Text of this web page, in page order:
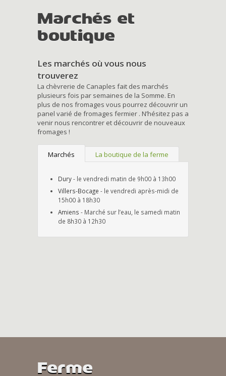
Marchés et
boutique
Les marchés où vous nous
trouverez
La chèvrerie de Canaples fait des marchés
plusieurs fois par semaines de la Somme. En
plus de nos fromages vous pourrez découvrir un
panel varié de fromages fermier . N’hésitez pas a
venir nous rencontrer et découvrir de nouveaux
fromages !
Marchés La boutique de la ferme
Dury- le vendredi matin de 9h00 à 13h00
Villers-Bocage - le vendredi après-midi de
15h00 à 18h30
Amiens - Marché sur l’eau, le samedi matin
de 8h30 à 12h30
Ferme